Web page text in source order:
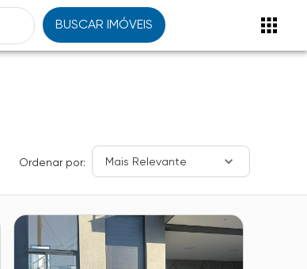
BUSCAR IMÓVEIS
Ordenar por: Mais Relevante